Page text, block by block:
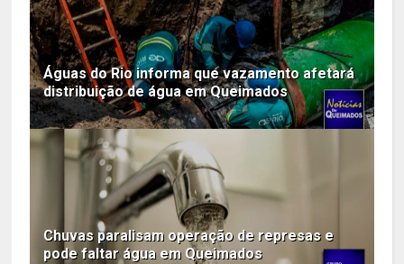
Águas do Rio informa que vazamento afetará
distribuição de água em Queimados
Chuvas paralisam operação de represas e
pode faltar água em Queimados